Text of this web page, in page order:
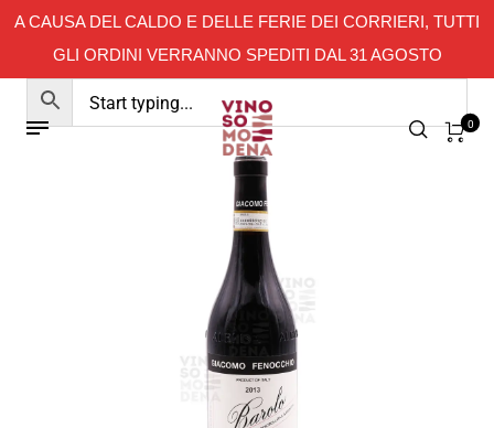
A CAUSA DEL CALDO E DELLE FERIE DEI CORRIERI, TUTTI
GLI ORDINI VERRANNO SPEDITI DAL 31 AGOSTO
0